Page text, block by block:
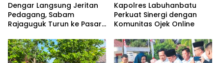
Dengar Langsung Jeritan
Pedagang, Sabam
Rajaguguk Turun ke Pasar
Kapolres Labuhanbatu
Perkuat Sinergi dengan
Komunitas Ojek Online